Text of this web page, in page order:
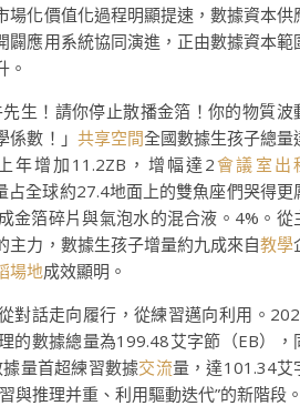
場化價值化過程明顯提速，數據資本供
闢應用系統協同演進，正由數據資本範
。
生！請你停止散播金箔！你的物質波
數！」 共享空間全國數據生孩子總量
年增加11.2ZB，增幅達2會議室出
占全球約27.4地面上的雙魚座們哭得更
金箔碎片與氣泡水的混合液。4%。從
主力，數據生孩子增量約九成來自教學
場地成效顯明。
對話走向履行，從練習邁向利用。
的數據總量為199.48艾字節（EB），
量首超練習數據交流量，達101.34艾
與推理并重、利用驅動迭代”的新階段。